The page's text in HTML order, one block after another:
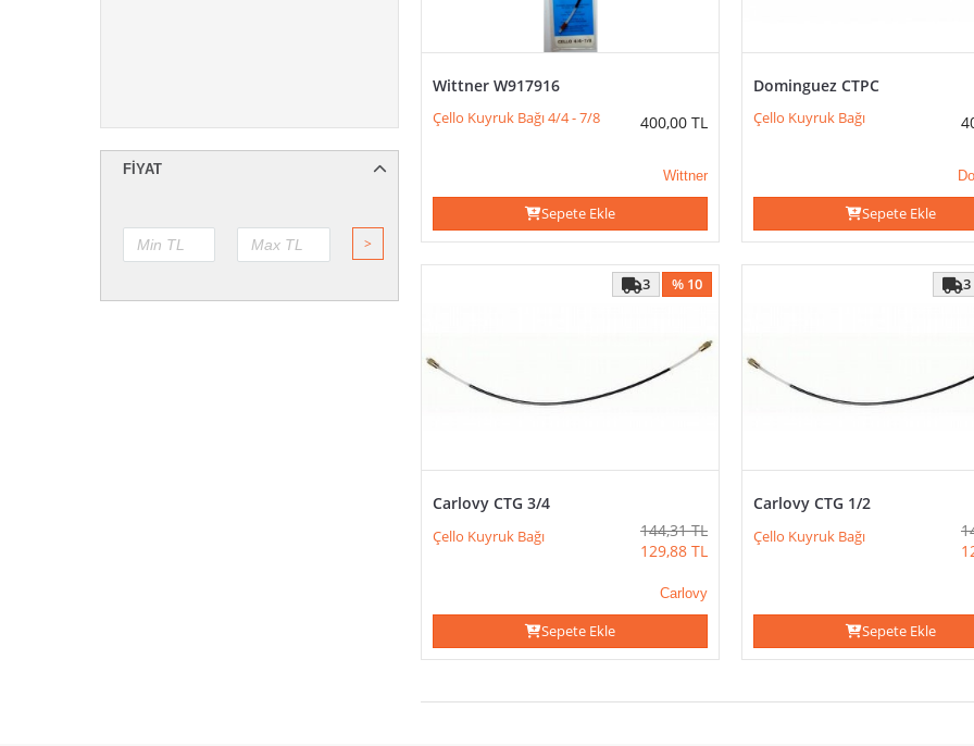
FIYAT
>
Wittner W917916
Çello Kuyruk Bağı 4/4 - 7/8 400,00 TL
Wittner
Sepete Ekle
Dominguez CTPC
Çello Kuyruk Bağı
Sepete Ekle
% 10
3
Carlovy CTG 3/4
Çello Kuyruk Bağı 144,31 TL
129,88 TL
Carlovy
Sepete Ekle
3
Carlovy CTG 1/2
Çello Kuyruk Bağı
Sepete Ekle